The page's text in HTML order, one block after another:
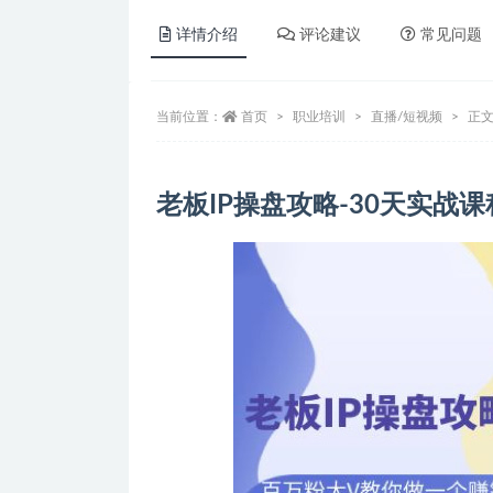
详情介绍 评论建议 常见问题
当前位置： 首页 职业培训 直播/短视频 正文
老板IP操盘攻略-30天实战课